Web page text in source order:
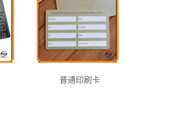
普通印刷卡